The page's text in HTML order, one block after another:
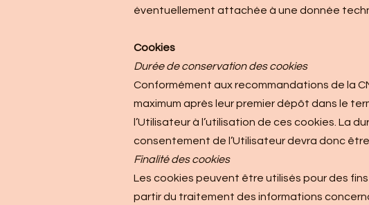
éventuellement attachée à une donnée
Cookies
Durée de conservation des cookies
Conformément aux recommandations de la
maximum après leur premier dépôt dans le
l’Utilisateur à l’utilisation de ces cookies. La
consentement de l’Utilisateur devra donc être
Finalité des cookies
Les cookies peuvent être utilisés pour des
partir du traitement des informations